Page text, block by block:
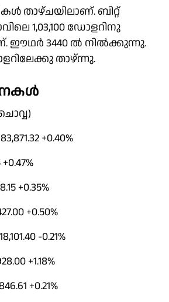
താഴ്ചയിലാണ്. ബിറ്റ്
1,03,100 ഡോളറിനു
ഈഥര്‍ 3440 ല്‍ നില്‍ക്കുന്നു.
താഴ്ന്നു.
+0.40%
+0.35%
+0.50%
-0.21%
+1.18%
+0.21%